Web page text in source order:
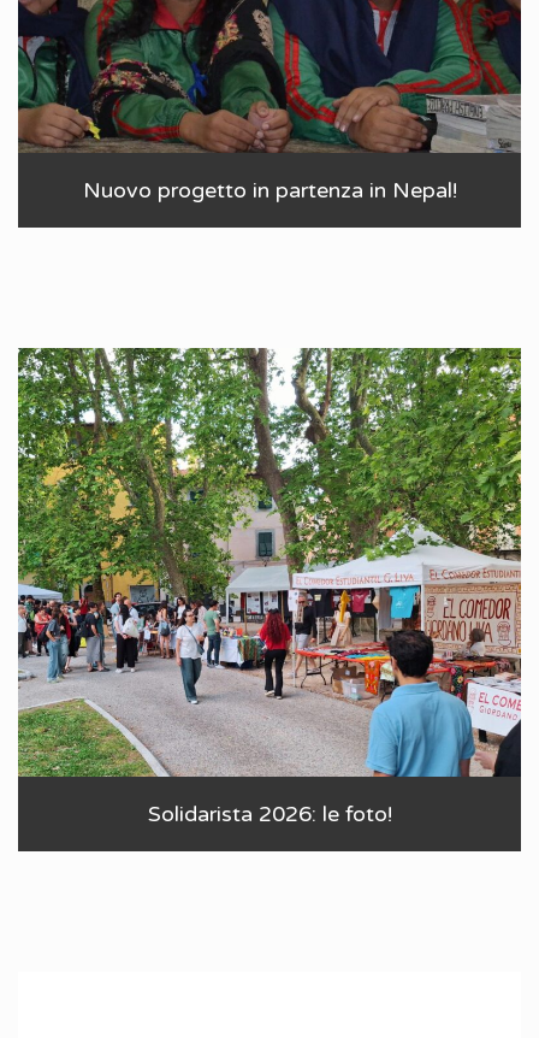
Nuovo progetto in partenza in Nepal!
Solidarista 2026: le foto!